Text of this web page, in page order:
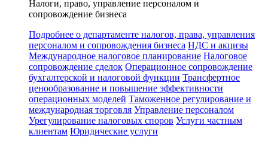
Налоги, право, управление персоналом и
сопровождение бизнеса
Подробнее о департаменте налогов, права, управления
персоналом и сопровождения бизнеса НДС и акцизы
Международное налоговое планирование Налоговое
сопровождение сделок Операционное сопровождение
бухгалтерской и налоговой функции Трансфертное
ценообразование и повышение эффективности
операционных моделей Таможенное регулирование и
международная торговля Управление персоналом
Урегулирование налоговых споров Услуги частным
клиентам Юридические услуги